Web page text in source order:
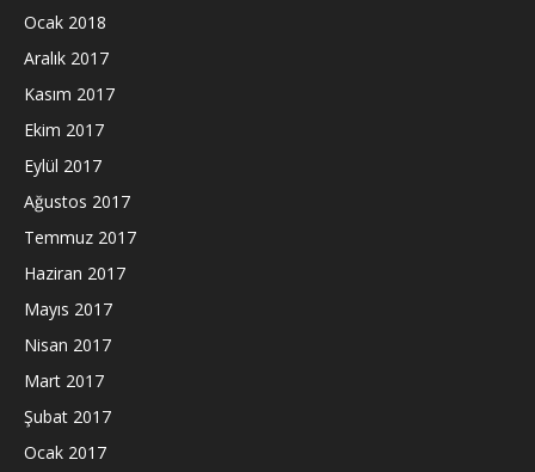
Ocak 2018
Aralık 2017
Kasım 2017
Ekim 2017
Eylül 2017
Ağustos 2017
Temmuz 2017
Haziran 2017
Mayıs 2017
Nisan 2017
Mart 2017
Şubat 2017
Ocak 2017